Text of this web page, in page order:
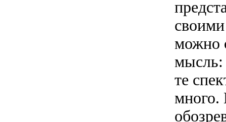
можно
те
много.